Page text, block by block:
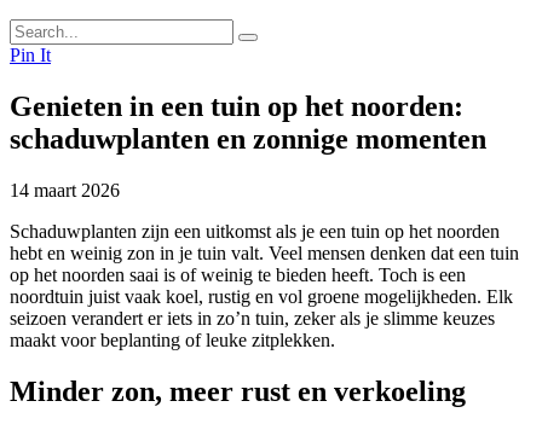
Pin It
Genieten in een tuin op het noorden:
schaduwplanten en zonnige momenten
14 maart 2026
Schaduwplanten zijn een uitkomst als je een tuin op het noorden
hebt en weinig zon in je tuin valt. Veel mensen denken dat een tuin
op het noorden saai is of weinig te bieden heeft. Toch is een
noordtuin juist vaak koel, rustig en vol groene mogelijkheden. Elk
seizoen verandert er iets in zo’n tuin, zeker als je slimme keuzes
maakt voor beplanting of leuke zitplekken.
Minder zon, meer rust en verkoeling